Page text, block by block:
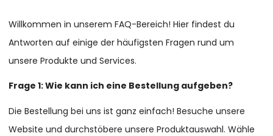
Willkommen in unserem FAQ-Bereich! Hier findest du
Antworten auf einige der häufigsten Fragen rund um
unsere Produkte und Services.
Frage 1: Wie kann ich eine Bestellung aufgeben?
Die Bestellung bei uns ist ganz einfach! Besuche unsere
Website und durchstöbere unsere Produktauswahl. Wähle